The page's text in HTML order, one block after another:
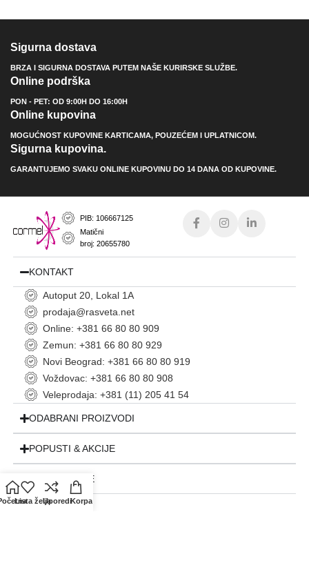
Sigurna dostava
BRZA I SIGURNA DOSTAVA PUTEM NAŠE KURIRSKE SLUŽBE.
Online podrška
PON - PET: OD 9:00H DO 16:00H
Online kupovina
MOGUĆNOST KUPOVINE KARTICAMA, POUZEĆEM I UPLATNICOM.
Sigurna kupovina.
GARANTUJEMO SVAKU ONLINE KUPOVINU DO 14 DANA OD KUPOVINE.
PIB: 106667125
Matični
broj: 20655780
KONTAKT
Autoput 20, Lokal 1A
prodaja@rasveta.net
Online: +381 66 80 80 909
Zemun: +381 66 80 80 929
Novi Beograd: +381 66 80 80 919
Voždovac: +381 66 80 80 908
Veleprodaja: +381 (11) 205 41 54
ODABRANI PROIZVODI
POPUSTI & AKCIJE
INFORMACIJE
Lista željaUporediKorpa